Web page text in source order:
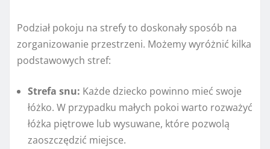
Podział pokoju na strefy to doskonały sposób na
zorganizowanie przestrzeni. Możemy wyróżnić kilka
podstawowych stref:
Strefa snu: Każde dziecko powinno mieć swoje
łóżko. W przypadku małych pokoi warto rozważyć
łóżka piętrowe lub wysuwane, które pozwolą
zaoszczędzić miejsce.